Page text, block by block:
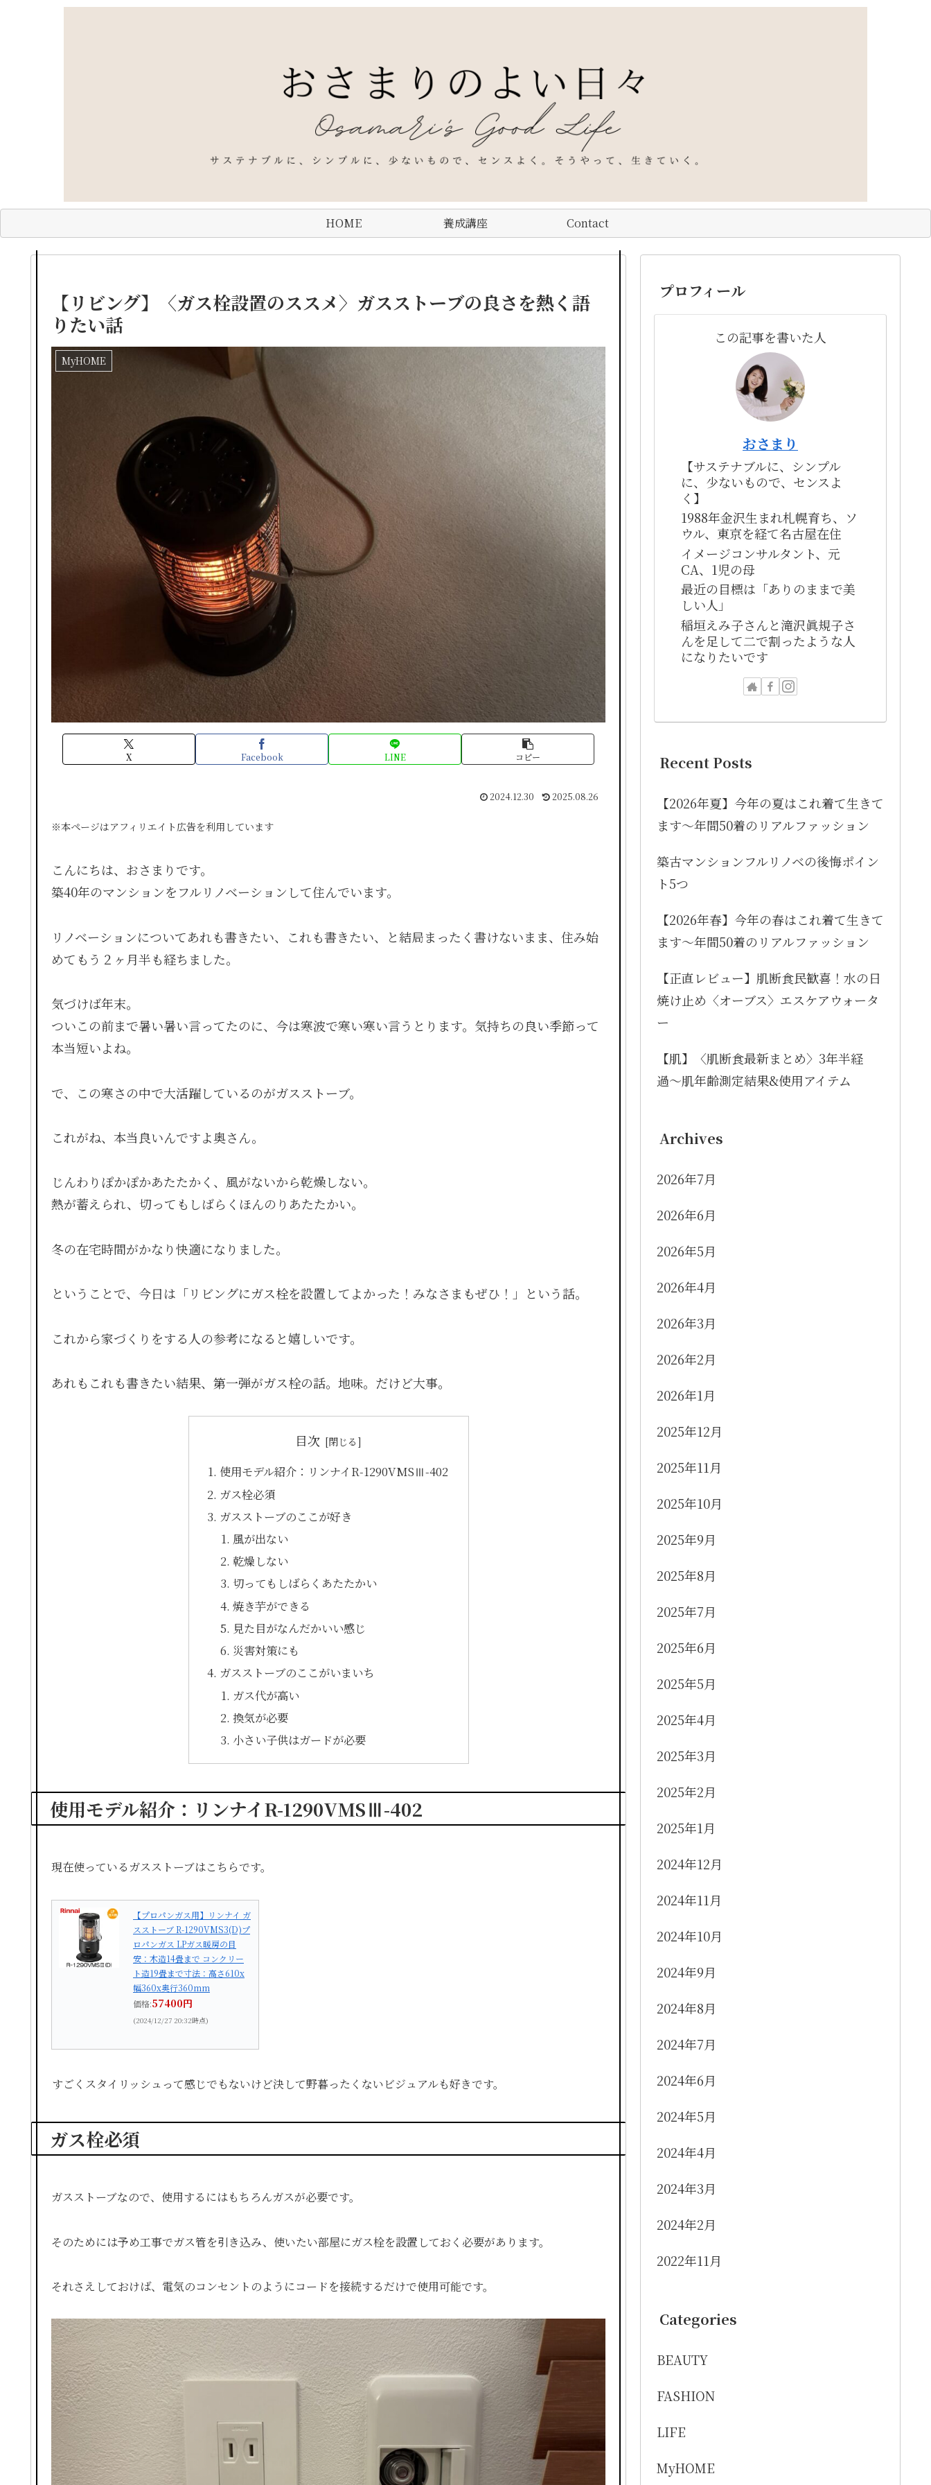
HOME 養成講座 Contact
【リビング】〈ガス栓設置のススメ〉ガスストーブの良さを熱く語
りたい話
MyHOME
X Facebook LINE コピー
2024.12.30 2025.08.26
※本ページはアフィリエイト広告を利用しています
こんにちは、おさまりです。
築40年のマンションをフルリノベーションして住んでいます。
リノベーションについてあれも書きたい、これも書きたい、と結局まったく書けないまま、住み始
めてもう２ヶ月半も経ちました。
気づけば年末。
ついこの前まで暑い暑い言ってたのに、今は寒波で寒い寒い言うとります。気持ちの良い季節って
本当短いよね。
で、この寒さの中で大活躍しているのがガスストーブ。
これがね、本当良いんですよ奥さん。
じんわりぽかぽかあたたかく、風がないから乾燥しない。
熱が蓄えられ、切ってもしばらくほんのりあたたかい。
冬の在宅時間がかなり快適になりました。
ということで、今日は「リビングにガス栓を設置してよかった！みなさまもぜひ！」という話。
これから家づくりをする人の参考になると嬉しいです。
あれもこれも書きたい結果、第一弾がガス栓の話。地味。だけど大事。
目次
使用モデル紹介：リンナイR-1290VMSⅢ-402
ガス栓必須
ガスストーブのここが好き
風が出ない
乾燥しない
切ってもしばらくあたたかい
焼き芋ができる
見た目がなんだかいい感じ
災害対策にも
ガスストーブのここがいまいち
ガス代が高い
換気が必要
小さい子供はガードが必要
使用モデル紹介：リンナイR-1290VMSⅢ-402
現在使っているガスストーブはこちらです。
【プロパンガス用】リンナイ ガ
スストーブ R-1290VMS3(D)プ
ロパンガス LPガス暖房の目
安：木造14畳まで コンクリー
ト造19畳まで寸法：高さ610x
幅360x奥行360mm
価格:57400円
(2024/12/27 20:32時点)
すごくスタイリッシュって感じでもないけど決して野暮ったくないビジュアルも好きです。
ガス栓必須
ガスストーブなので、使用するにはもちろんガスが必要です。
そのためには予め工事でガス管を引き込み、使いたい部屋にガス栓を設置しておく必要があります。
それさえしておけば、電気のコンセントのようにコードを接続するだけで使用可能です。
プロフィール
この記事を書いた人
おさまり
【サステナブルに、シンプル
に、少ないもので、センスよ
く】
1988年金沢生まれ札幌育ち、ソ
ウル、東京を経て名古屋在住
イメージコンサルタント、元
CA、1児の母
最近の目標は「ありのままで美
しい人」
稲垣えみ子さんと滝沢眞規子さ
んを足して二で割ったような人
になりたいです
Recent Posts
【2026年夏】今年の夏はこれ着て生きて
ます〜年間50着のリアルファッション
築古マンションフルリノベの後悔ポイン
ト5つ
【2026年春】今年の春はこれ着て生きて
ます〜年間50着のリアルファッション
【正直レビュー】肌断食民歓喜！水の日
焼け止め〈オーブス〉エスケアウォータ
ー
【肌】〈肌断食最新まとめ〉3年半経
過〜肌年齢測定結果&使用アイテム
Archives
2026年7月
2026年6月
2026年5月
2026年4月
2026年3月
2026年2月
2026年1月
2025年12月
2025年11月
2025年10月
2025年9月
2025年8月
2025年7月
2025年6月
2025年5月
2025年4月
2025年3月
2025年2月
2025年1月
2024年12月
2024年11月
2024年10月
2024年9月
2024年8月
2024年7月
2024年6月
2024年5月
2024年4月
2024年3月
2024年2月
2022年11月
Categories
BEAUTY
FASHION
LIFE
MyHOME